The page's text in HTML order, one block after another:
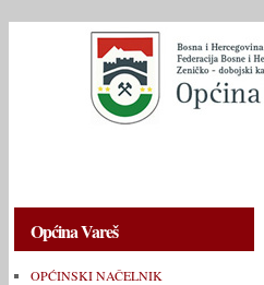
Općina Vareš
OPĆINSKI NAČELNIK